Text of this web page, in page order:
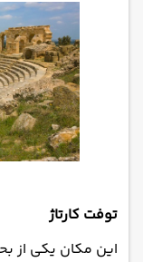
توفت کارتاژ
این مکان یکی از